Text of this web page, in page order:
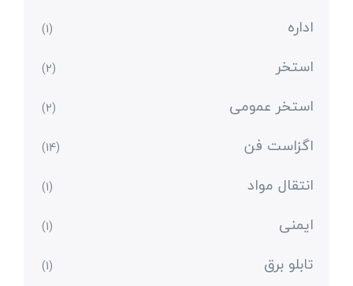
اداره (1)
استخر (2)
استخر عمومی (2)
اگزاست فن (14)
انتقال مواد (1)
ایمنی (1)
تابلو برق (1)